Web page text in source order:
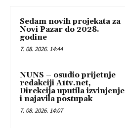
Sedam novih projekata za
Novi Pazar do 2028.
godine
7. 08. 2026. 14:44
NUNS – osudio prijetnje
redakciji A1tv.net,
Direkcija uputila izvinjenje
i najavila postupak
7. 08. 2026. 14:07